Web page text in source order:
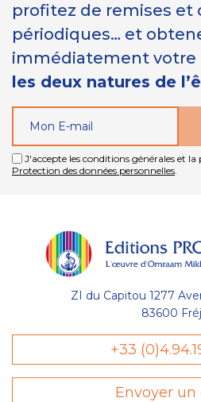
profitez de remises et
périodiques… et
immédiatement votre
les deux natures de
J'accepte les conditions générales et
Protection des données personnelles.
ZI du Capitou 1277
83600
+33
Envoyer un